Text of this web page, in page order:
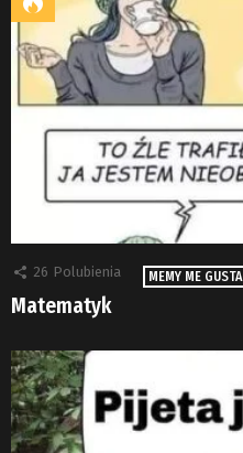
26 Polubienia MEMY ME GUSTA
Matematyk